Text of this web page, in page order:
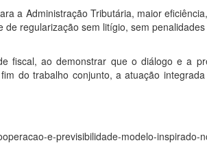
a Administração Tributária, maior
regularização sem litígio, sem
fiscal, ao demonstrar que o diálogo e a
do trabalho conjunto, a atuação
e-previsibilidade-modelo-inspirado-